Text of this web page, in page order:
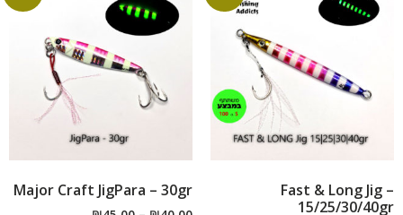
Fast & Long Jig –
15/25/30/40gr
Major Craft JigPara – 30gr